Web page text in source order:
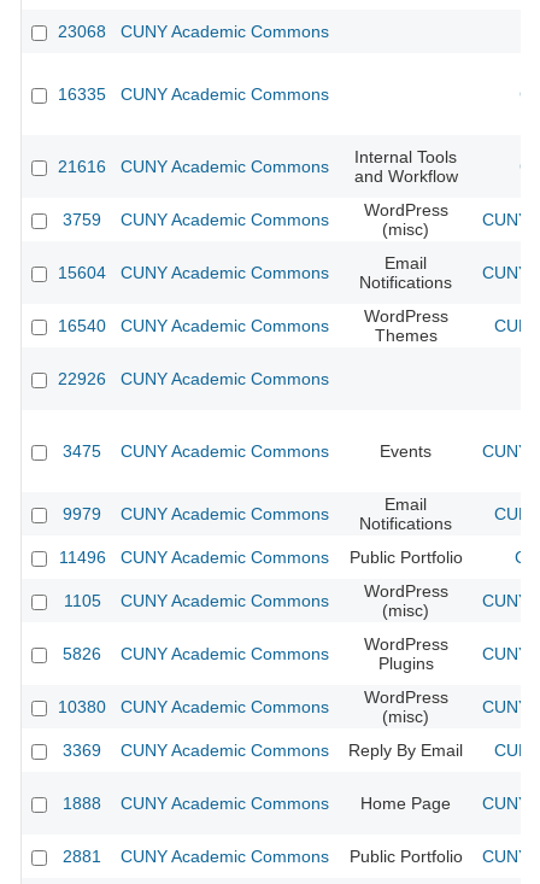
23068 CUNY Academic Commons
16335 CUNY Academic Commons
21616 CUNY Academic Commons
Internal Tools
and Workflow
3759 CUNY Academic Commons
WordPress
(misc)
CUNY
15604 CUNY Academic Commons
Email
Notifications
CUNY
16540 CUNY Academic Commons
WordPress
Themes
22926 CUNY Academic Commons
3475 CUNY Academic Commons Events CUNY
9979 CUNY Academic Commons
Email
Notifications
11496 CUNY Academic Commons Public Portfolio
1105 CUNY Academic Commons
WordPress
(misc)
CUNY
5826 CUNY Academic Commons
WordPress
Plugins
CUNY
10380 CUNY Academic Commons
WordPress
(misc)
CUNY
3369 CUNY Academic Commons Reply By Email
1888 CUNY Academic Commons Home Page CUNY
2881 CUNY Academic Commons Public Portfolio CUNY